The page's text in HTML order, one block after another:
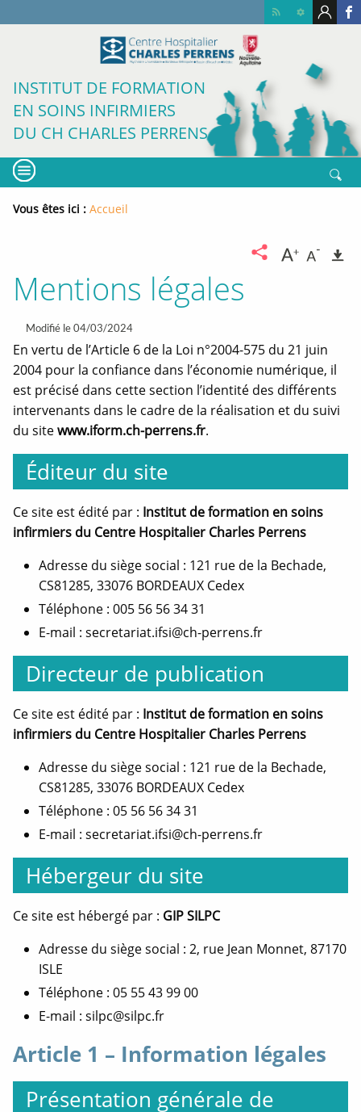
au
au
au
page
INSTITUT DE FORMATION
EN SOINS INFIRMIERS
DU CH CHARLES PERRENS
MENU
Vous êtes ici : Fil
Accueil
Partager
Partager
Ouverture
nouvelle
fenêtre
Partager
Ouverture
nouvelle
fenêtre
Partager
Ouverture
nouvelle
fenêtre
la la
Mentions légales
Modifié le 04/03/2024
En vertu de l’Article 6 de la Loi n°2004-575 du 21 juin
2004 pour la confiance dans l’économie numérique, il
est précisé dans cette section l’identité des différents
intervenants dans le cadre de la réalisation et du suivi
du sitewww.iform.ch-perrens.fr.
Éditeur du site
Ce site est édité par : Institut de formation en soins
infirmiers du Centre Hospitalier Charles Perrens
Adresse du siège social : 121 rue de la Bechade,
CS81285, 33076 BORDEAUX Cedex
Téléphone : 005 56 56 34 31
E-mail : secretariat.ifsi@ch-perrens.fr
Directeur de publication
Ce site est édité par : Institut de formation en soins
infirmiers du Centre Hospitalier Charles Perrens
Adresse du siège social : 121 rue de la Bechade,
CS81285, 33076 BORDEAUX Cedex
Téléphone : 05 56 56 34 31
E-mail : secretariat.ifsi@ch-perrens.fr
Hébergeur du site
Ce site est hébergé par : GIP SILPC
Adresse du siège social : 2, rue Jean Monnet, 87170
ISLE
Téléphone : 05 55 43 99 00
E-mail : silpc@silpc.fr
Article 1 – Information légales
Présentation générale de